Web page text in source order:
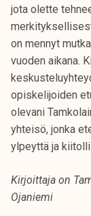
jota olette
on mennyt
vuoden aikana.
opiskelijoiden
olevani
yhteisö, jonka
ylpeyttä ja
Kirjoittaja on
Ojaniemi